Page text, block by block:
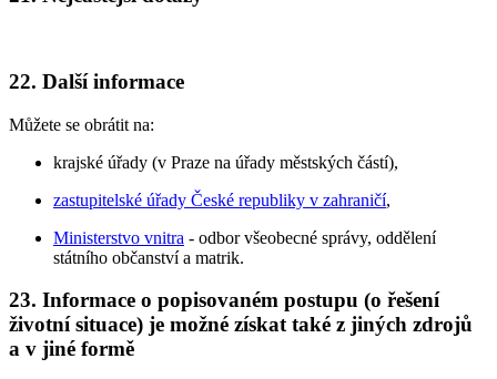
22. Další informace
Můžete se obrátit na:
krajské úřady (v Praze na úřady městských částí),
zastupitelské úřady České republiky v zahraničí,
Ministerstvo vnitra - odbor všeobecné správy, oddělení
státního občanství a matrik.
23. Informace o popisovaném postupu (o řešení
životní situace) je možné získat také z jiných zdrojů
a v jiné formě